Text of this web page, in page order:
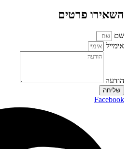
השאירו פרטים
שם
אימייל
הודעה
שליחה
Facebook